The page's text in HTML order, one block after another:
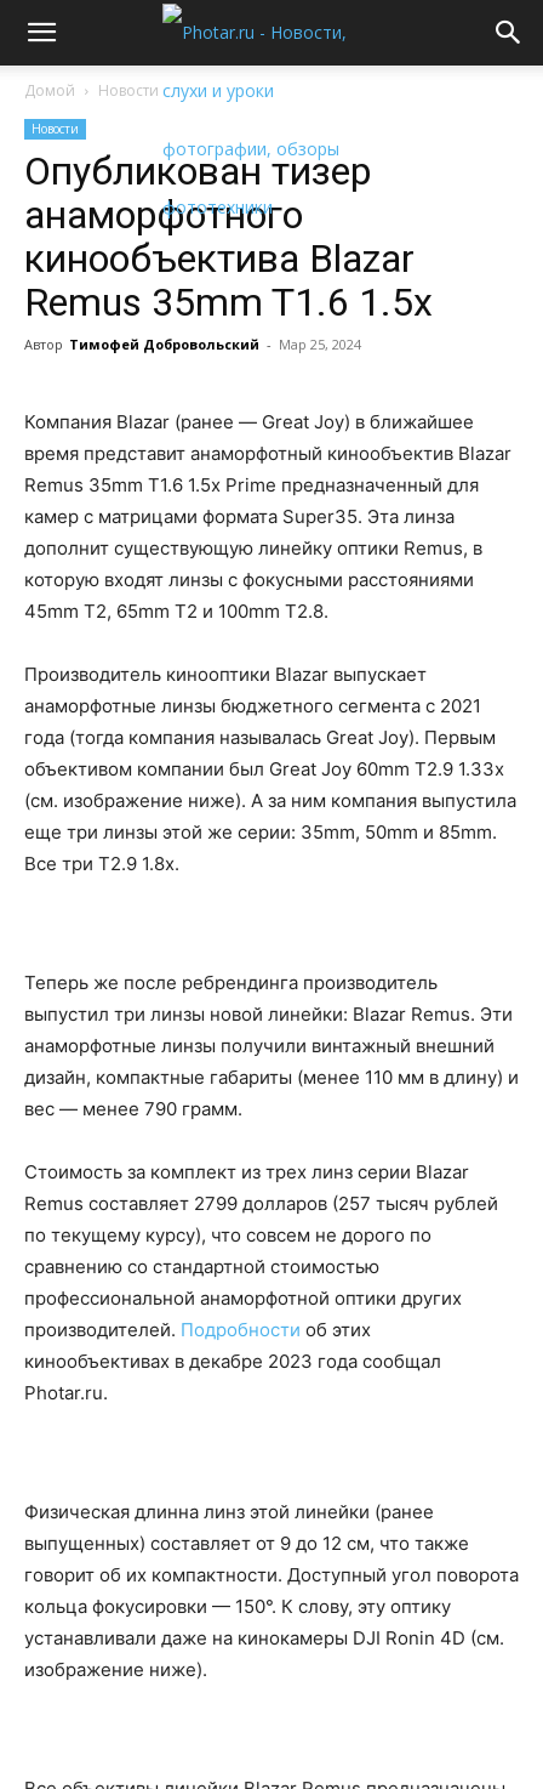
Домой Новости
Новости
Опубликован тизер
анаморфотного
кинообъектива Blazar
Remus 35mm T1.6 1.5x
Автор Тимофей Добровольский - Мар 25, 2024
Компания Blazar (ранее — Great Joy) в ближайшее
время представит анаморфотный кинообъектив Blazar
Remus 35mm T1.6 1.5x Prime предназначенный для
камер с матрицами формата Super35. Эта линза
дополнит существующую линейку оптики Remus, в
которую входят линзы с фокусными расстояниями
45mm T2, 65mm T2 и 100mm T2.8.
Производитель кинооптики Blazar выпускает
анаморфотные линзы бюджетного сегмента с 2021
года (тогда компания называлась Great Joy). Первым
объективом компании был Great Joy 60mm T2.9 1.33x
(см. изображение ниже). А за ним компания выпустила
еще три линзы этой же серии: 35mm, 50mm и 85mm.
Все три T2.9 1.8х.
Теперь же после ребрендинга производитель
выпустил три линзы новой линейки: Blazar Remus. Эти
анаморфотные линзы получили винтажный внешний
дизайн, компактные габариты (менее 110 мм в длину) и
вес — менее 790 грамм.
Стоимость за комплект из трех линз серии Blazar
Remus составляет 2799 долларов (257 тысяч рублей
по текущему курсу), что совсем не дорого по
сравнению со стандартной стоимостью
профессиональной анаморфотной оптики других
производителей. Подробности об этих
кинообъективах в декабре 2023 года сообщал
Photar.ru.
Физическая длинна линз этой линейки (ранее
выпущенных) составляет от 9 до 12 см, что также
говорит об их компактности. Доступный угол поворота
кольца фокусировки — 150°. К слову, эту оптику
устанавливали даже на кинокамеры DJI Ronin 4D (см.
изображение ниже).